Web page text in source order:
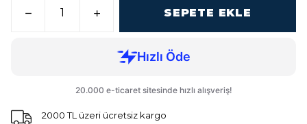
SEPETE EKLE
2000 TL üzeri ücretsiz kargo